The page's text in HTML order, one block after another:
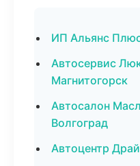
ИП Альянс
Автосервис
Магнитогорск
Автосалон
Волгоград
Автоцентр